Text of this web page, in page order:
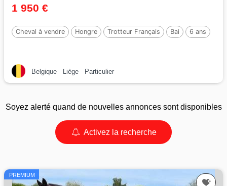
1 950 €
Cheval à vendre Hongre Trotteur Français Bai 6 ans
Belgique Liège Particulier
Soyez alerté quand de nouvelles annonces sont disponibles
Activez la recherche
PREMIUM